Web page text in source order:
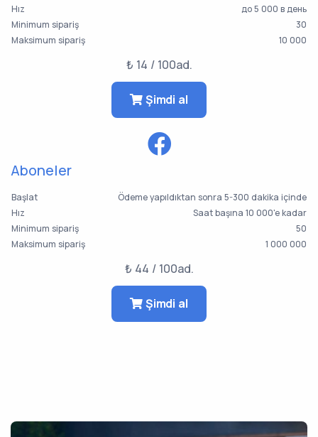
Hız
до 5 000 в день
Minimum sipariş
30
Maksimum sipariş
10 000
₺ 14 / 100ad.
Şimdi al
Aboneler
Başlat
Ödeme yapıldıktan sonra 5-300 dakika içinde
Hız
Saat başına 10 000'e kadar
Minimum sipariş
50
Maksimum sipariş
1 000 000
₺ 44 / 100ad.
Şimdi al